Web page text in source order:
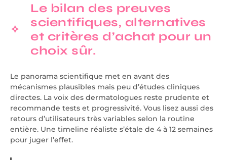
Le bilan des preuves
scientifiques, alternatives
et critères d’achat pour un
choix sûr.
Le panorama scientifique met en avant des
mécanismes plausibles mais peu d’études cliniques
directes. La voix des dermatologues reste prudente et
recommande tests et progressivité. Vous lisez aussi des
retours d’utilisateurs très variables selon la routine
entière. Une timeline réaliste s’étale de 4 à 12 semaines
pour juger l’effet.